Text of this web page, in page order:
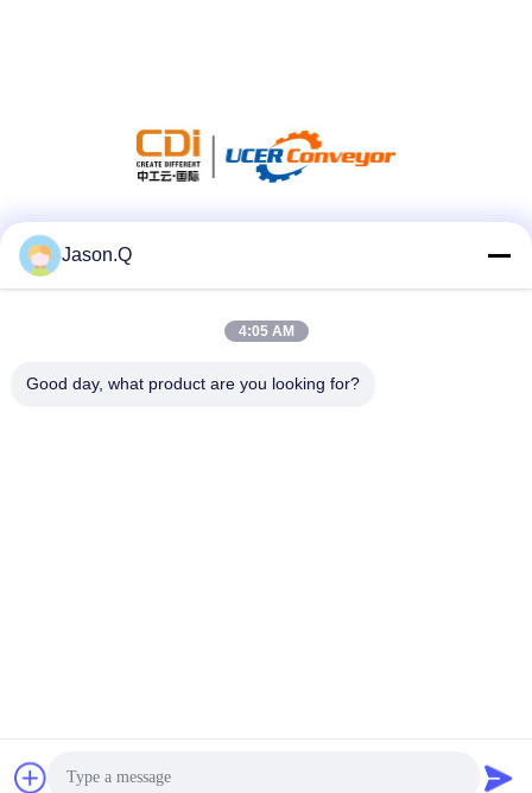
Jason.Q
4:05 AM
Good day, what product are you looking for?